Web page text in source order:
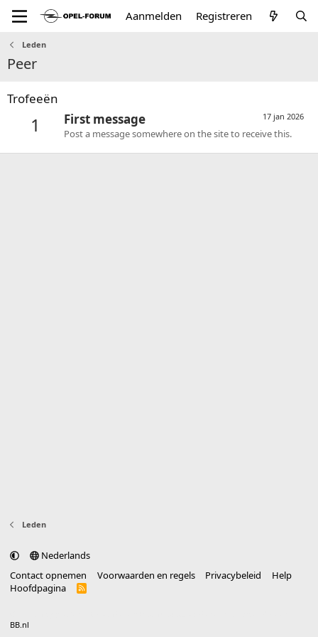
Aanmelden Registreren
Leden
Peer
Trofeeën
1 17 jan 2026
First message
Post a message somewhere on the site to receive this.
Leden
Nederlands
Contact opnemen
Voorwaarden en regels Privacybeleid
Help
Hoofdpagina
R
BB.nl